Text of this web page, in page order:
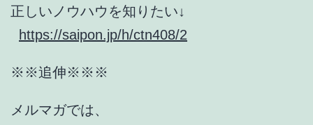
正しいノウハウを知りたい↓
https://saipon.jp/h/ctn408/2
※※追伸※※※
メルマガでは、